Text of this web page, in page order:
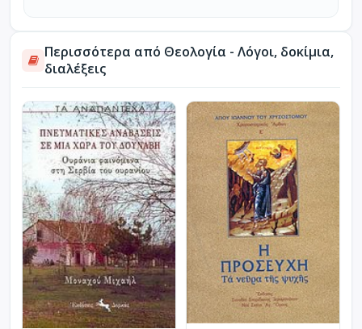
Περισσότερα από Θεολογία - Λόγοι, δοκίμια,
διαλέξεις